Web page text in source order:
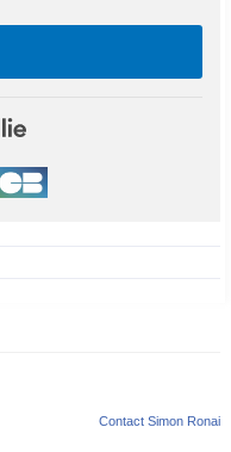
Contact Simon Ronai